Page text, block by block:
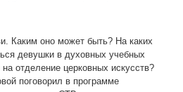
Каким оно может быть? На каких
девушки в духовных учебных
отделение церковных искусств?
поговорил в программе